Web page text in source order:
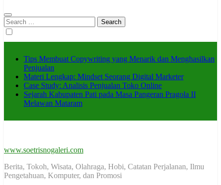
Search
for:
Tips Membuat Copywriting yang Menarik dan Menghasilkan
Penjualan
Materi Lengkap: Mindset Seorang Digital Marketer
Case Study: Analisis Penjualan Toko Online
Sejarah Kabupaten Pati pada Masa Pangeran Pragola II
Melawan Mataram
www.soetrisnogaleri.com
Berita, Tokoh, Wisata, Olahraga, Hobi, Catatan Perjalanan, Ilmu
Pengetahuan, Komputer, dan Promosi